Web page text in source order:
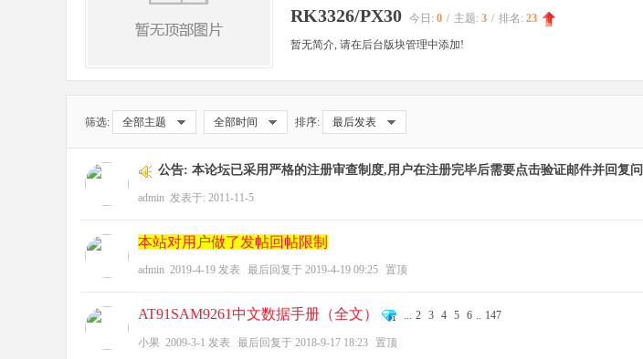
RK3326/PX30 今日: 0 / 主题: 3 / 排名: 23
暂无简介, 请在后台版块管理中添加!
筛选: 全部主题 全部时间 排序: 最后发表
公告: 本论坛已采用严格的注册审查制度,用户在注册完毕后需要点击验证邮件并回
admin 发表于: 2011-11-5
本站对用户做了发帖回帖限制
admin 2019-4-19 发表 最后回复于 2019-4-19 09:25 置顶
AT91SAM9261中文数据手册（全文） ... 2 3 4 5 6 .. 147
小果 2009-3-1 发表 最后回复于 2018-9-17 18:23 置顶